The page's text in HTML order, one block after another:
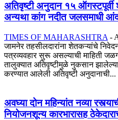
अतिवृष्टी अनुदान १५ ऑगस्टपूर्वी
अन्यथा कांग नदीत जलसमाधी
TIMES OF MAHARASHTRA -
जामनेर तहसीलदारांना शेतकऱ्यांचे
पत्रव्यवहार सुरू असल्याची माहिती
तालुक्यात अतिवृष्टीमुळे नुकसान
करण्यात आलेली अतिवृष्टी अनुदानाची...
अवघ्या दोन महिन्यांत नव्या
नियोजनशून्य कारभारासह